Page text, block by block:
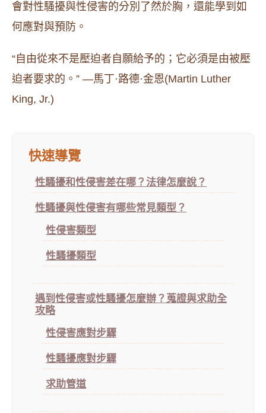
會對性騷擾與性侵害的分別了然於胸，還能學到如
何應對與預防。
“自由從來不是壓迫者自願給予的；它必須是由被壓
迫者要求的。” —馬丁·路德·金恩(Martin Luther
King, Jr.)
快速導覽
性騷擾和性侵害差在哪？法律怎麼說？
性騷擾與性侵害有哪些常見類型？
性侵害類型
性騷擾類型
遇到性侵害或性騷擾怎麼辦？蒐證與求助全
攻略
性侵害應對步驟
性騷擾應對步驟
求助管道